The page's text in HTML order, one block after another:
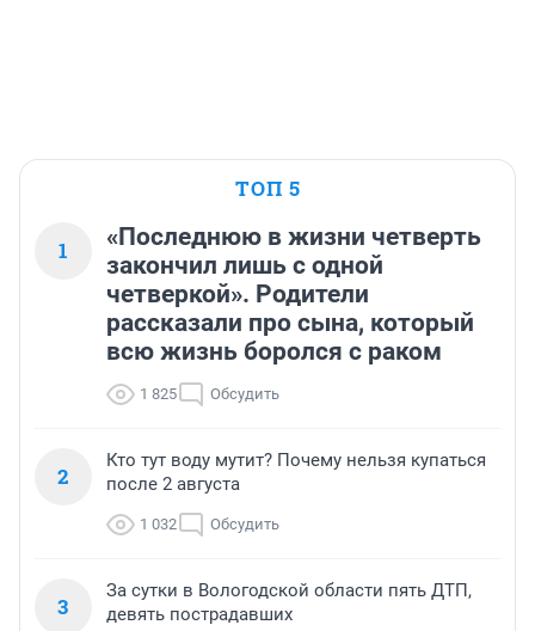
ТОП 5
1
«Последнюю в жизни четверть
закончил лишь с одной
четверкой». Родители
рассказали про сына, который
всю жизнь боролся с раком
1 825 Обсудить
2
Кто тут воду мутит? Почему нельзя купаться
после 2 августа
1 032 Обсудить
3
За сутки в Вологодской области пять ДТП,
девять пострадавших